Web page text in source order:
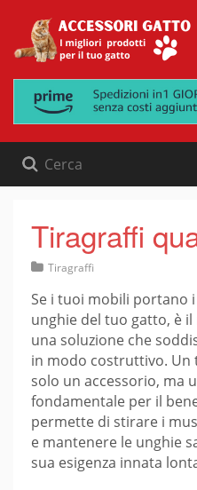
content
Tiragraffi
Tiragraffi
Se i tuoi mobili portano
unghie del tuo gatto, è
una soluzione che
in modo costruttivo.
solo un accessorio, ma
fondamentale per il
permette di stirare i
e mantenere le unghie
sua esigenza innata